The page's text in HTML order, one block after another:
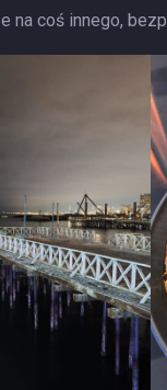
na coś innego,